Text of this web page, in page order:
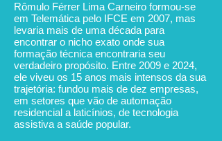
Rômulo Férrer Lima Carneiro formou-se
em Telemática pelo IFCE em 2007, mas
levaria mais de uma década para
encontrar o nicho exato onde sua
formação técnica encontraria seu
verdadeiro propósito. Entre 2009 e 2024,
ele viveu os 15 anos mais intensos da sua
trajetória: fundou mais de dez empresas,
em setores que vão de automação
residencial a laticínios, de tecnologia
assistiva a saúde popular.